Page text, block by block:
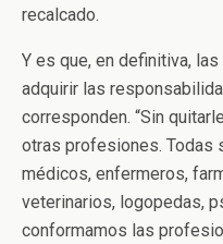
recalcado.
Y es que, en definitiva,
adquirir las
corresponden. “Sin
otras profesiones. Todas
médicos, enfermeros,
veterinarios, logopedas,
conformamos las